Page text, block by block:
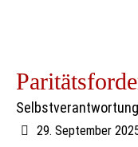
29. September